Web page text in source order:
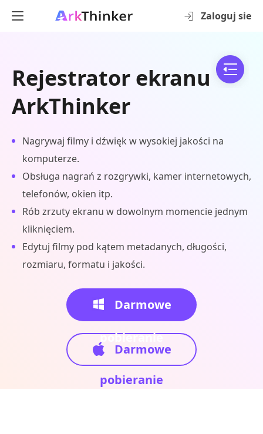
Zaloguj sie
Rejestrator ekranu
ArkThinker
Nagrywaj filmy i dźwięk w wysokiej jakości na
komputerze.
Obsługa nagrań z rozgrywki, kamer internetowych,
telefonów, okien itp.
Rób zrzuty ekranu w dowolnym momencie jednym
kliknięciem.
Edytuj filmy pod kątem metadanych, długości,
rozmiaru, formatu i jakości.
Darmowe
pobieranie
Darmowe
pobieranie